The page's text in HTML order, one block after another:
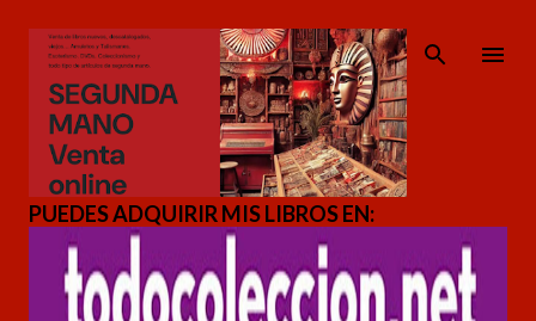
Ir al contenido principal
PUEDES ADQUIRIR MIS LIBROS EN: